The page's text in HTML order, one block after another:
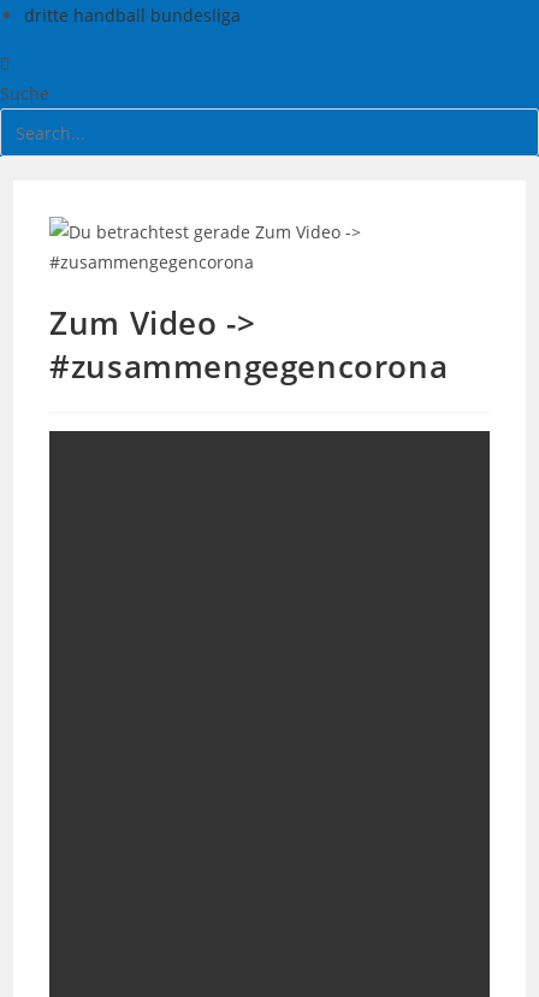
dritte handball bundesliga
Suche
Zum Video ->
#zusammengegencorona